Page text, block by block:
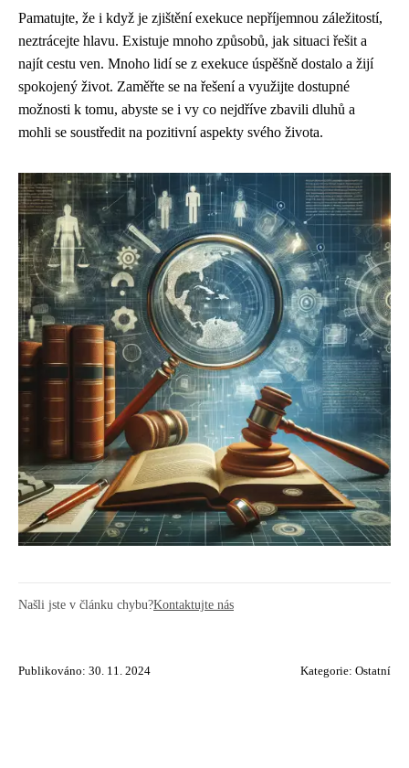
Pamatujte, že i když je zjištění exekuce nepříjemnou záležitostí,
neztrácejte hlavu. Existuje mnoho způsobů, jak situaci řešit a
najít cestu ven. Mnoho lidí se z exekuce úspěšně dostalo a žijí
spokojený život. Zaměřte se na řešení a využijte dostupné
možnosti k tomu, abyste se i vy co nejdříve zbavili dluhů a
mohli se soustředit na pozitivní aspekty svého života.
Našli jste v článku chybu?Kontaktujte nás
Publikováno: 30. 11. 2024 Kategorie: Ostatní